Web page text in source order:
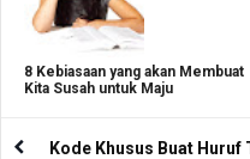
8 Kebiasaan yang akan Membuat
Kita Susah untuk Maju
Kode Khusus Buat